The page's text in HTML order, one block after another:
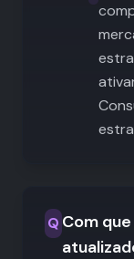
Q Com